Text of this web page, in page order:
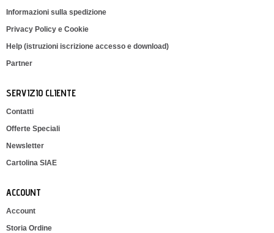
Informazioni sulla spedizione
Privacy Policy e Cookie
Help (istruzioni iscrizione accesso e download)
Partner
SERVIZIO CLIENTE
Contatti
Offerte Speciali
Newsletter
Cartolina SIAE
ACCOUNT
Account
Storia Ordine